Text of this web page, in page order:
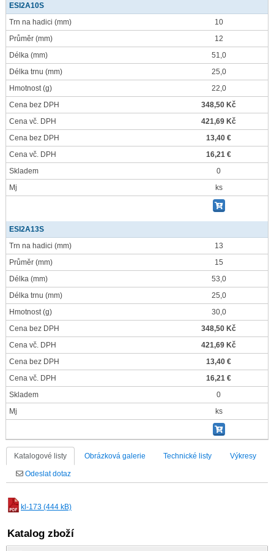
ESI2A10S
Trn na hadici (mm)
10
Průměr (mm)
12
Délka (mm)
51,0
Délka trnu (mm)
25,0
Hmotnost(g)
22,0
Cena bez DPH
348,50 Kč
Cena vč. DPH
421,69 Kč
Cena bez DPH
13,40 €
Cena vč. DPH
16,21 €
Skladem
0
Mj
ks
ESI2A13S
Trn na hadici (mm)
13
Průměr (mm)
15
Délka (mm)
53,0
Délka trnu (mm)
25,0
Hmotnost(g)
30,0
Cena bez DPH
348,50 Kč
Cena vč. DPH
421,69 Kč
Cena bez DPH
13,40 €
Cena vč. DPH
16,21 €
Skladem
0
Mj
ks
Katalogové listy Obrázková galerie Technické listy Výkresy
Odeslat dotaz
kl-173 (444 kB)
Katalog zboží